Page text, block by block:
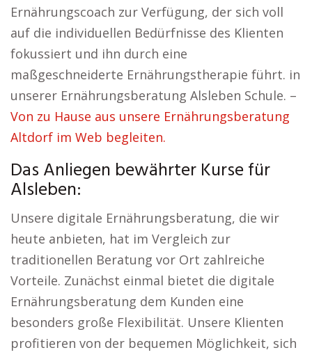
Ernährungscoach zur Verfügung, der sich voll
auf die individuellen Bedürfnisse des Klienten
fokussiert und ihn durch eine
maßgeschneiderte Ernährungstherapie führt. in
unserer Ernährungsberatung Alsleben Schule. –
Von zu Hause aus unsere Ernährungsberatung
Altdorf im Web begleiten.
Das Anliegen bewährter Kurse für
Alsleben:
Unsere digitale Ernährungsberatung, die wir
heute anbieten, hat im Vergleich zur
traditionellen Beratung vor Ort zahlreiche
Vorteile. Zunächst einmal bietet die digitale
Ernährungsberatung dem Kunden eine
besonders große Flexibilität. Unsere Klienten
profitieren von der bequemen Möglichkeit, sich